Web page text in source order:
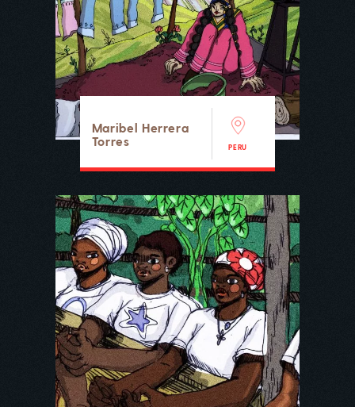
Maribel Herrera
Torres
PERU